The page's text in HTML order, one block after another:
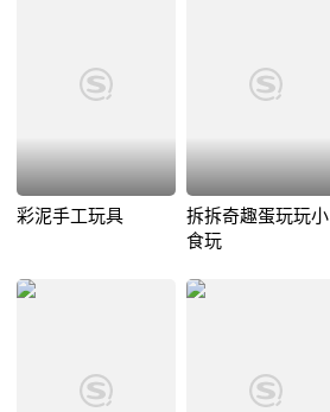
彩泥手工玩具
拆拆奇趣蛋玩玩小
食玩